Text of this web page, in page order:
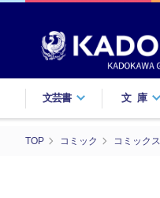
文芸書 文庫
TOP コミック コミックス